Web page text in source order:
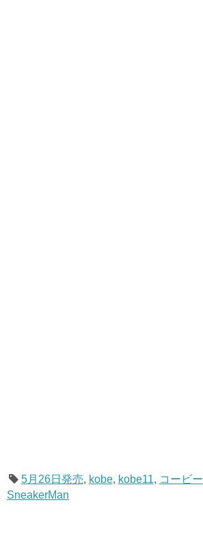
5月26日発売, kobe, kobe11, コービー
SneakerMan